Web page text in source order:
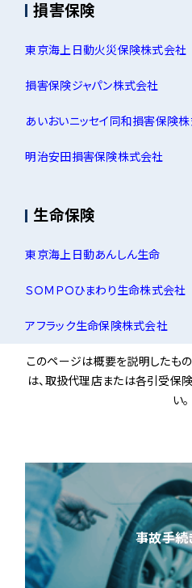
損害保険
東京海上日動火災保険株式会社
損害保険ジャパン株式会社
あいおいニッセイ同和損害保険
明治安田損害保険株式会社
生命保険
東京海上日動あんしん生命
ＳＯＭＰＯひまわり生命株式会社
アフラック生命保険株式会社
このページは概要を説明したもの
は、取扱代理店または各引受保
い。
事故手続